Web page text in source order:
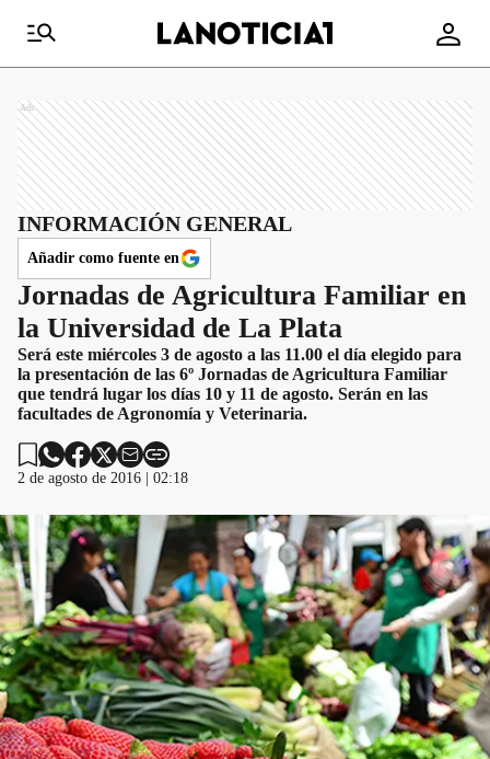
Ads
INFORMACIÓN GENERAL
Añadir como fuente en
Jornadas de Agricultura Familiar en
la Universidad de La Plata
Será este miércoles 3 de agosto a las 11.00 el día elegido para
la presentación de las 6º Jornadas de Agricultura Familiar
que tendrá lugar los días 10 y 11 de agosto. Serán en las
facultades de Agronomía y Veterinaria.
2 de agosto de 2016 | 02:18